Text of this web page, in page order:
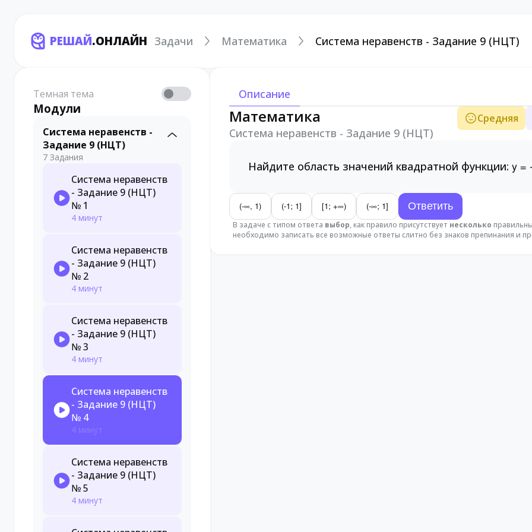
РЕШАЙ.ОНЛАЙН Задачи Математика Система неравенств - Задание 9 (НЦТ)
Темная тема
Модули
Система неравенств -
Задание 9 (НЦТ)
7 Задания
Система неравенств
- Задание 9 (НЦТ)
№ 1
4 минут
Система неравенств
- Задание 9 (НЦТ)
№ 2
4 минут
Система неравенств
- Задание 9 (НЦТ)
№ 3
4 минут
Система неравенств
- Задание 9 (НЦТ)
№ 4
4 минут
Система неравенств
- Задание 9 (НЦТ)
№ 5
4 минут
Описание
Математика
Система неравенств - Задание 9 (НЦТ)
Средняя
Найдите область значений квадратной функции: y =
(-∞, 1) (-1; 1] [1; +∞)
(-∞; 1]
В задаче с типом ответа выбор, как правило присутствует несколько
необходимо записать все возможные ответы слитно без знаков препинания и